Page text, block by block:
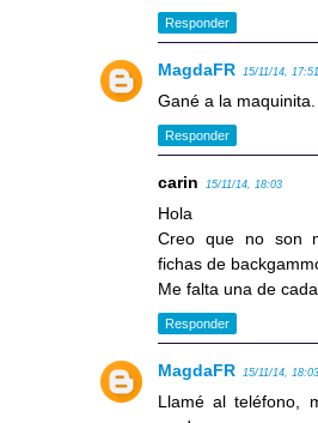
Responder
MagdaFR 15/11/14, 17:51
Gané a la maquinita.
Responder
carin 15/11/14, 18:03
Hola
Creo que no son
fichas de
Me falta una de
Responder
MagdaFR 15/11/14, 18:03
Llamé al teléfono,